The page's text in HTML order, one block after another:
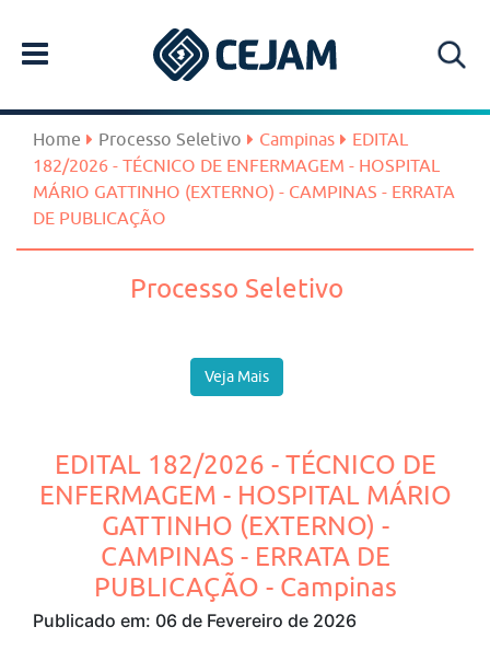
Home Processo Seletivo Campinas
EDITAL
182/2026 - TÉCNICO DE ENFERMAGEM - HOSPITAL
MÁRIO GATTINHO (EXTERNO) - CAMPINAS - ERRATA
DE PUBLICAÇÃO
Processo Seletivo
Veja Mais
EDITAL 182/2026 - TÉCNICO DE
ENFERMAGEM - HOSPITAL MÁRIO
GATTINHO (EXTERNO) -
CAMPINAS - ERRATA DE
PUBLICAÇÃO - Campinas
Publicado em: 06 de Fevereiro de 2026